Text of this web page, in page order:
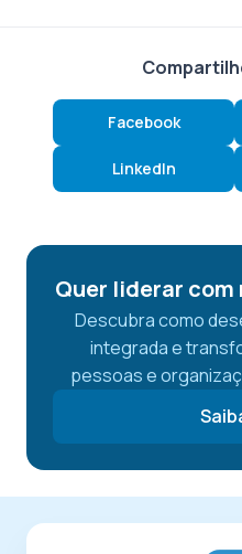
Facebook
LinkedIn
Quer liderar
Descubra como
integrada e
pessoas e